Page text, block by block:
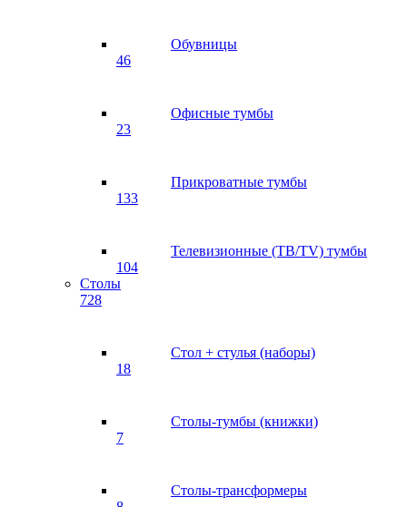
Обувницы
46
Офисные тумбы
23
Прикроватные тумбы
133
Телевизионные (ТВ/TV) тумбы
104
Столы
728
Стол + стулья (наборы)
18
Столы-тумбы (книжки)
7
Столы-трансформеры